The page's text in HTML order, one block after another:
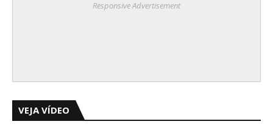
Responsive Advertisement
VEJA VÍDEO